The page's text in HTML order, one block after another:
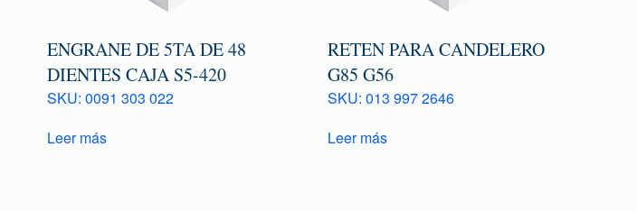
ENGRANE DE 5TA DE 48
DIENTES CAJA S5-420
SKU: 0091 303 022
Leer más
RETEN PARA CANDELERO
G85 G56
SKU: 013 997 2646
Leer más